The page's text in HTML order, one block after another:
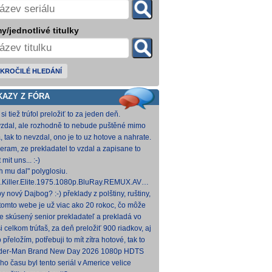
jednotlivé titulky
HLEDÁNÍ
Z FÓRA
si tiež trúfol preložiť to za jeden deň.
ale rozhodně to nebude puštěné mimo
Samozřejmě překladač.
tak to nevzdal, ono je to uz hotove a nahrate.
ze prekladatel to vzdal a zapisane to
mit uns... :-)
mu dal" polyglosiu.
[21,73 GB] Dnes na WS.
nový Dajbog? :-) překlady z polštiny, ruštiny,
francouzštiny, angličtiny (12-24 hod
webe je už viac ako 20 rokoc, čo môže
vyšší vek (pokojne aj nad 40, či 50).
skúsený senior prekladateľ a prekladá vo
pre Netflix, HBO a iné, nemal by to byť
celkom trúfaš, za deň preložiť 900 riadkov, aj
a nenáročných, plus úprava
přeložím, potřebuji to mít zítra hotové, tak to
rovnou hodim.
Man Brand New Day 2026 1080p HDTS
0 H 264-LMNTRY
času byl tento seriál v Americe velice